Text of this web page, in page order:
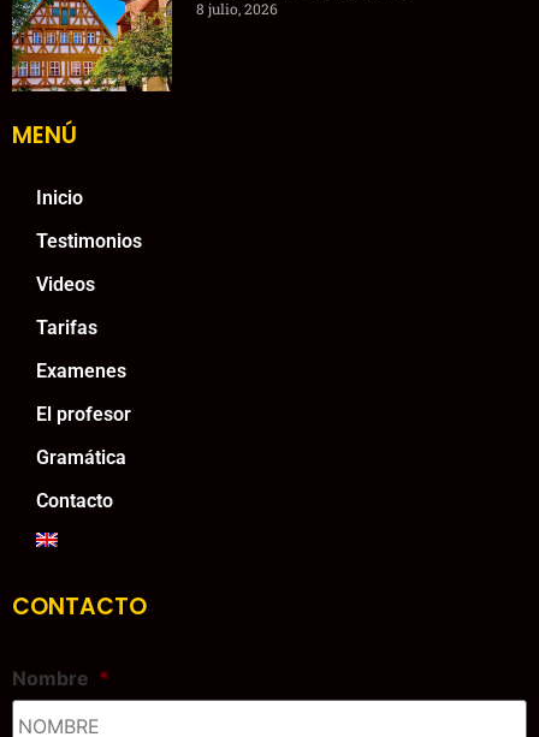
8 julio, 2026
MENÚ
Inicio
Testimonios
Videos
Tarifas
Examenes
El profesor
Gramática
Contacto
CONTACTO
Nombre *